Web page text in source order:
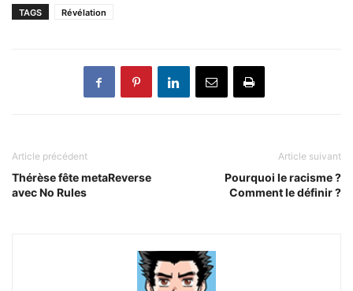
TAGS Révélation
Article précédent
Thérèse fête metaReverse
avec No Rules
Article suivant
Pourquoi le racisme ?
Comment le définir ?